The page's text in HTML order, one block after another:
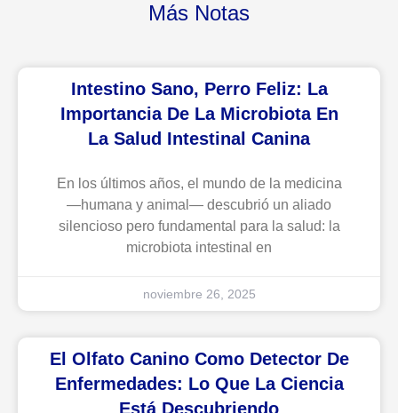
Más Notas
Intestino Sano, Perro Feliz: La
Importancia De La Microbiota En
La Salud Intestinal Canina
En los últimos años, el mundo de la medicina
—humana y animal— descubrió un aliado
silencioso pero fundamental para la salud: la
microbiota intestinal en
noviembre 26, 2025
El Olfato Canino Como Detector De
Enfermedades: Lo Que La Ciencia
Está Descubriendo